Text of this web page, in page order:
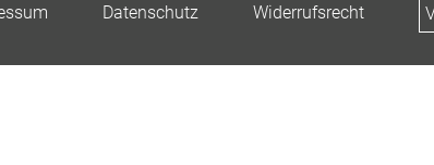
Datenschutz Widerrufsrecht